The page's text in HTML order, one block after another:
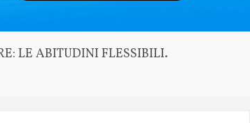
LE ABITUDINI FLESSIBILI.